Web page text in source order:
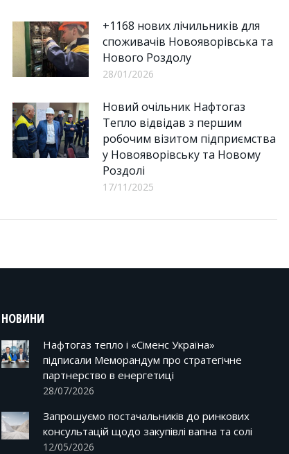
+1168 нових лічильників для
споживачів Новояворівська та
Нового Роздолу
28/01/2026
Новий очільник Нафтогаз
Тепло відвідав з першим
робочим візитом підприємства
у Новояворівську та Новому
Роздолі
17/11/2025
НОВИНИ
Нафтогаз тепло і «Сіменс Україна»
підписали Меморандум про стратегічне
партнерство в енергетиці
28/07/2026
Запрошуємо постачальників до ринкових
консультацій щодо закупівлі вапна та солі
12/05/2026